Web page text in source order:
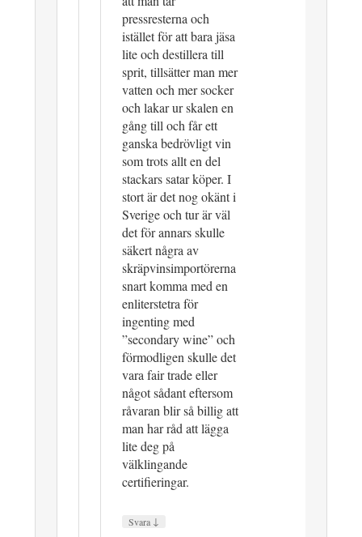
pressresterna och
istället för att bara jäsa
lite och destillera till
sprit, tillsätter man mer
vatten och mer socker
och lakar ur skalen en
gång till och får ett
ganska bedrövligt vin
som trots allt en del
stackars satar köper. I
stort är det nog okänt i
Sverige och tur är väl
det för annars skulle
säkert några av
skräpvinsimportörerna
snart komma med en
enliterstetra för
ingenting med
”secondary wine” och
förmodligen skulle det
vara fair trade eller
något sådant eftersom
råvaran blir så billig att
man har råd att lägga
lite deg på
välklingande
certifieringar.
Svara ↓